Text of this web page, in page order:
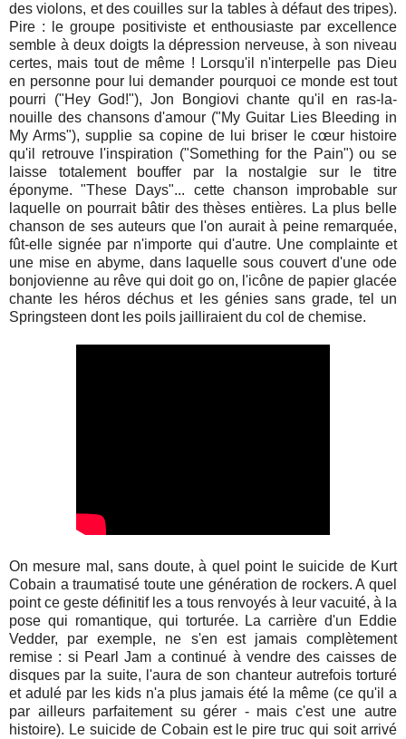
des violons, et des couilles sur la tables à défaut des tripes).
Pire : le groupe positiviste et enthousiaste par excellence
semble à deux doigts la dépression nerveuse, à son niveau
certes, mais tout de même ! Lorsqu'il n'interpelle pas Dieu
en personne pour lui demander pourquoi ce monde est tout
pourri ("Hey God!"), Jon Bongiovi chante qu'il en ras-la-
nouille des chansons d'amour ("My Guitar Lies Bleeding in
My Arms"), supplie sa copine de lui briser le cœur histoire
qu'il retrouve l'inspiration ("Something for the Pain") ou se
laisse totalement bouffer par la nostalgie sur le titre
éponyme. "These Days"... cette chanson improbable sur
laquelle on pourrait bâtir des thèses entières. La plus belle
chanson de ses auteurs que l'on aurait à peine remarquée,
fût-elle signée par n'importe qui d'autre. Une complainte et
une mise en abyme, dans laquelle sous couvert d'une ode
bonjovienne au rêve qui doit go on, l'icône de papier glacée
chante les héros déchus et les génies sans grade, tel un
Springsteen dont les poils jailliraient du col de chemise.
On mesure mal, sans doute, à quel point le suicide de Kurt
Cobain a traumatisé toute une génération de rockers. A quel
point ce geste définitif les a tous renvoyés à leur vacuité, à la
pose qui romantique, qui torturée. La carrière d'un Eddie
Vedder, par exemple, ne s'en est jamais complètement
remise : si Pearl Jam a continué à vendre des caisses de
disques par la suite, l'aura de son chanteur autrefois torturé
et adulé par les kids n'a plus jamais été la même (ce qu'il a
par ailleurs parfaitement su gérer - mais c'est une autre
histoire). Le suicide de Cobain est le pire truc qui soit arrivé